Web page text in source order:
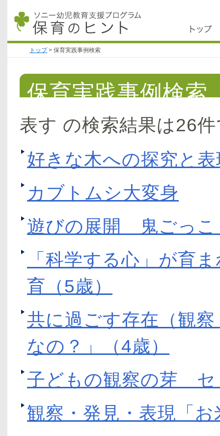
トップ> 保育実践事例検索
保育実践事例検索
表す の検索結果は26
好きな木への探究と表
カブトムシ大変身
遊びの展開 鬼ごっ
「科学する心」が育
育（5歳）
共に過ごす存在（観
なの？」（4歳）
子どもの観察の芽 セ
観察・発見・表現「